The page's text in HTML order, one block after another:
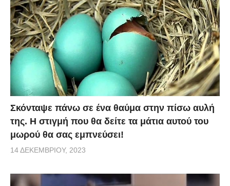
Σκόνταψε πάνω σε ένα θαύμα στην πίσω αυλή
της. Η στιγμή που θα δείτε τα μάτια αυτού του
μωρού θα σας εμπνεύσει!
14 ΔΕΚΕΜΒΡΊΟΥ, 2023